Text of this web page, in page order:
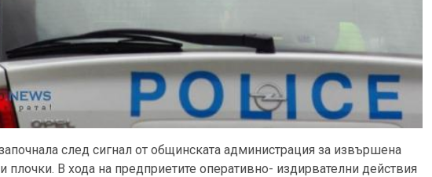
след сигнал от общинската администрация за извършена
плочки. В хода на предприетите оперативно- издирвателни действия